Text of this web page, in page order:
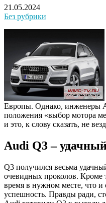
21.05.2024
Без рубрики
Европы. Однако, инженеры
положения «выбор мотора
и это, к слову сказать, не
Audi Q3 –
Q3 получился весьма
очевидных проколов. Кроме
время в нужном месте, что
успешность. Правды ради,